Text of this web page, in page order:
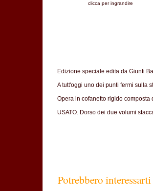
clicca per ingrandire
Edizione speciale edita da Giunti
A tutt'oggi uno dei punti fermi sulla
Opera in cofanetto rigido
USATO. Dorso dei due volumi
Potrebbero interessarti